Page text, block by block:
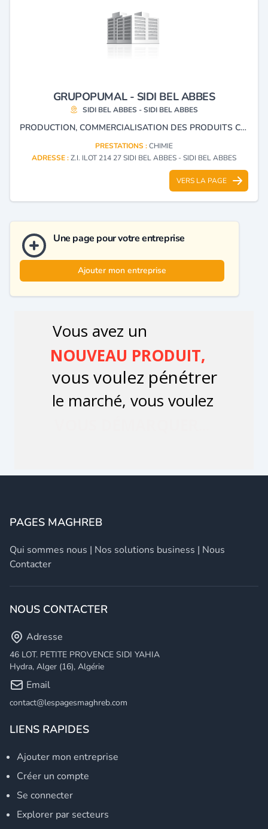
GRUPOPUMAL - SIDI BEL ABBES
SIDI BEL ABBES - SIDI BEL ABBES
PRODUCTION, COMMERCIALISATION DES PRODUITS CHIMIQUES POUR LA CONSTRUCTION.
PRESTATIONS :CHIMIE
ADRESSE :Z.I. ILOT 214 27 SIDI BEL ABBES - SIDI BEL ABBES
VERS LA PAGE
Une page pour votre entreprise
Ajouter mon entreprise
PAGES MAGHREB
Qui sommes nous | Nos solutions business | Nous
Contacter
NOUS CONTACTER
Adresse
46 LOT. PETITE PROVENCE SIDI YAHIA
Hydra, Alger (16), Algérie
Email
contact@lespagesmaghreb.com
LIENS RAPIDES
Ajouter mon entreprise
Créer un compte
Se connecter
Explorer par secteurs